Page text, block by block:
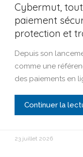
Cybermut,
paiement
protection et
Depuis son
comme une
des paiements en
Continuer la
23 juillet 2026